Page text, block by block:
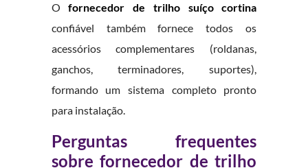
Ofornecedor de trilho suíço cortina
confiável também fornece todos os
acessórios complementares (roldanas,
ganchos, terminadores, suportes),
formando um sistema completo pronto
para instalação.
Perguntas frequentes
sobre fornecedor de trilho